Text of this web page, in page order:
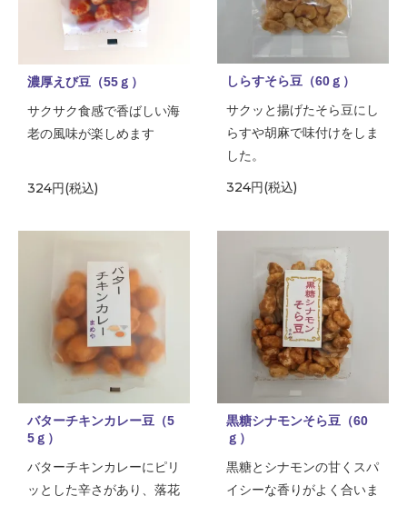
濃厚えび豆（55ｇ）
サクサク食感で香ばしい海
老の風味が楽しめます
324円(税込)
しらすそら豆（60ｇ）
サクッと揚げたそら豆にし
らすや胡麻で味付けをしま
した。
324円(税込)
バターチキンカレー豆（5
5ｇ）
バターチキンカレーにピリ
ッとした辛さがあり、落花
黒糖シナモンそら豆（60
ｇ）
黒糖とシナモンの甘くスパ
イシーな香りがよく合いま